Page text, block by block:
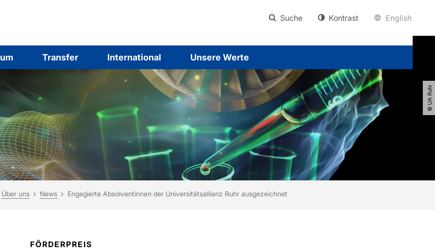
Suche Kontrast English
Transfer International Unsere Werte
© UA Ruhr
hier:
Über uns News Engagierte Absolventinnen der Universitätsallianz Ruhr ausgezeichnet
FÖRDERPREIS